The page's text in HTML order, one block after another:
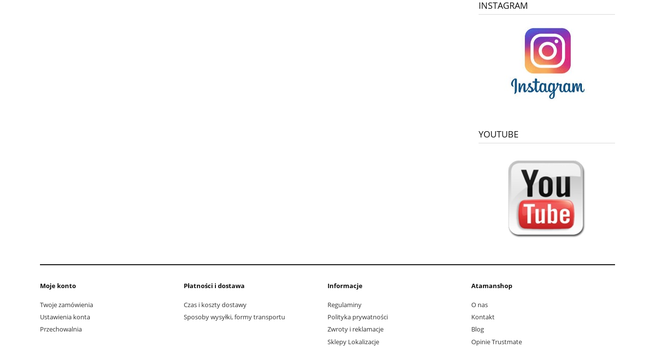
INSTAGRAM
YOUTUBE
Moje konto
Twoje zamówienia
Ustawienia konta
Przechowalnia
Płatności i dostawa
Czas i koszty dostawy
Sposoby wysyłki, formy transportu
Informacje
Regulaminy
Polityka prywatności
Zwroty i reklamacje
Sklepy Lokalizacje
Atamanshop
O nas
Kontakt
Blog
Opinie Trustmate